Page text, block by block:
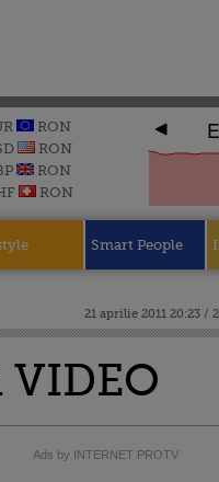
RON
RON
RON
RON
Smart People
21 aprilie 2011 20:23 /
Ads by INTERNET PROTV